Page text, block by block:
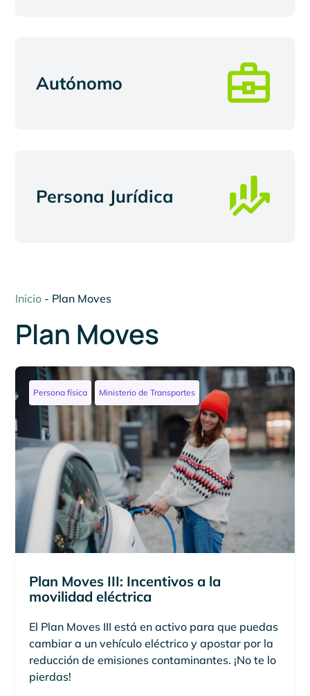
Autónomo
Persona Jurídica
Inicio - Plan Moves
Plan Moves
Persona física Ministerio de Transportes
Plan Moves III: Incentivos a la
movilidad eléctrica
El Plan Moves III está en activo para que puedas
cambiar a un vehículo eléctrico y apostar por la
reducción de emisiones contaminantes. ¡No te lo
pierdas!